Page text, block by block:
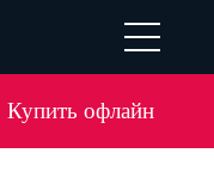
DE LV
Купить офлайн